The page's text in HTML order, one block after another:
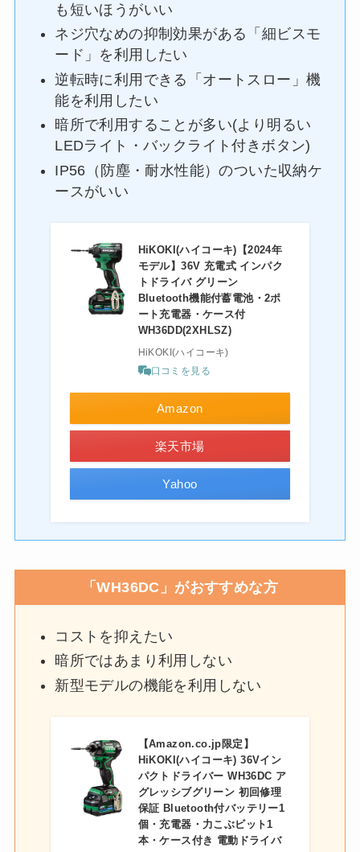
も短いほうがいい
ネジ穴なめの抑制効果がある「細ビスモ
ード」を利用したい
逆転時に利用できる「オートスロー」機
能を利用したい
暗所で利用することが多い(より明るい
LEDライト・バックライト付きボタン)
IP56（防塵・耐水性能）のついた収納ケ
ースがいい
HiKOKI(ハイコーキ)【2024年
モデル】36V 充電式 インパク
トドライバ グリーン
Bluetooth機能付蓄電池・2ポ
ート充電器・ケース付
WH36DD(2XHLSZ)
HiKOKI(ハイコーキ)
口コミを見る
Amazon
楽天市場
Yahoo
「WH36DC」がおすすめな方
コストを抑えたい
暗所ではあまり利用しない
新型モデルの機能を利用しない
【Amazon.co.jp限定】
HiKOKI(ハイコーキ) 36Vイン
パクトドライバー WH36DC ア
グレッシブグリーン 初回修理
保証 Bluetooth付バッテリー1
個・充電器・力こぶビット1
本・ケース付き 電動ドライバ